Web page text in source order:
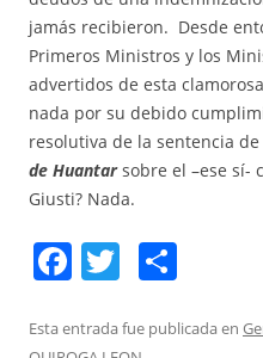
jamás recibieron. Desde
Primeros Ministros y los
advertidos de esta
nada por su debido
resolutiva de la sentencia de
de Huantarsobre el –ese sí-
Giusti? Nada.
F
a
c
T
w
itt m
Esta entrada fue publicada en